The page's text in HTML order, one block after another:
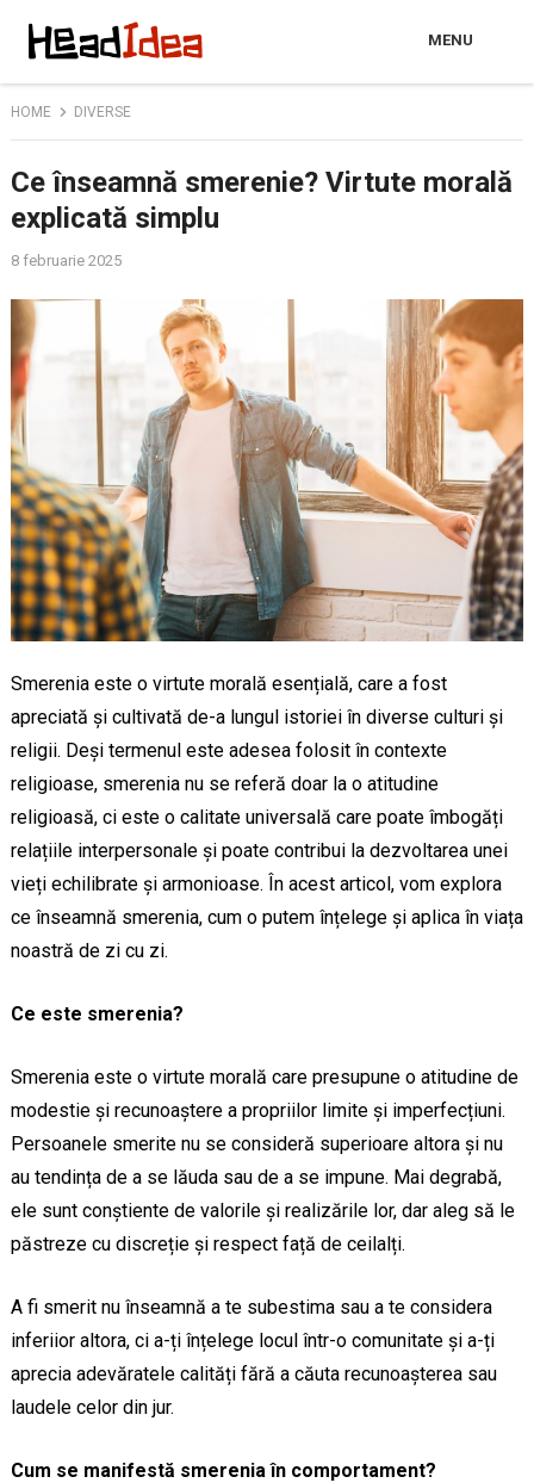
MENU
HOME DIVERSE
Ce înseamnă smerenie? Virtute morală
explicată simplu
8 februarie 2025
Smerenia este o virtute morală esențială, care a fost
apreciată și cultivată de-a lungul istoriei în diverse culturi și
religii. Deși termenul este adesea folosit în contexte
religioase, smerenia nu se referă doar la o atitudine
religioasă, ci este o calitate universală care poate îmbogăți
relațiile interpersonale și poate contribui la dezvoltarea unei
vieți echilibrate și armonioase. În acest articol, vom explora
ce înseamnă smerenia, cum o putem înțelege și aplica în viața
noastră de zi cu zi.
Ce este smerenia?
Smerenia este o virtute morală care presupune o atitudine de
modestie și recunoaștere a propriilor limite și imperfecțiuni.
Persoanele smerite nu se consideră superioare altora și nu
au tendința de a se lăuda sau de a se impune. Mai degrabă,
ele sunt conștiente de valorile și realizările lor, dar aleg să le
păstreze cu discreție și respect față de ceilalți.
A fi smerit nu înseamnă a te subestima sau a te considera
inferiior altora, ci a-ți înțelege locul într-o comunitate și a-ți
aprecia adevăratele calități fără a căuta recunoașterea sau
laudele celor din jur.
Cum se manifestă smerenia în comportament?